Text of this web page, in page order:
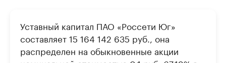
Уставный капитал ПАО «Россети Юг»
составляет 15 164 142 635 руб., она
распределен на обыкновенные акции